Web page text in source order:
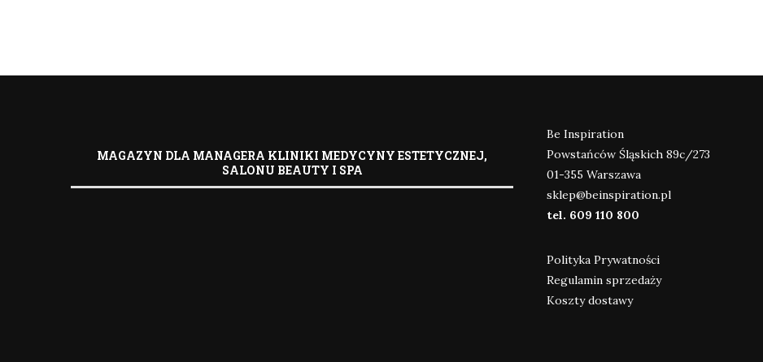
MAGAZYN DLA MANAGERA KLINIKI MEDYCYNY ESTETYCZNEJ,
SALONU BEAUTY I SPA
Be Inspiration
Powstańców Śląskich 89c/273
01-355 Warszawa
sklep@beinspiration.pl
tel. 609 110 800
Polityka Prywatności
Regulamin sprzedaży
Koszty dostawy